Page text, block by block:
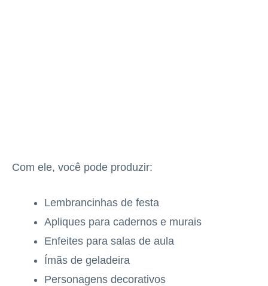
Com ele, você pode produzir:
Lembrancinhas de festa
Apliques para cadernos e murais
Enfeites para salas de aula
Ímãs de geladeira
Personagens decorativos